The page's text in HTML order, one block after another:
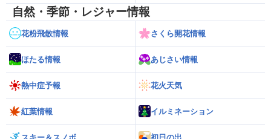
自然・季節・レジャー情報
花粉飛散情報 さくら開花情報
ほたる情報 あじさい情報
熱中症予報 花火天気
紅葉情報 イルミネーション